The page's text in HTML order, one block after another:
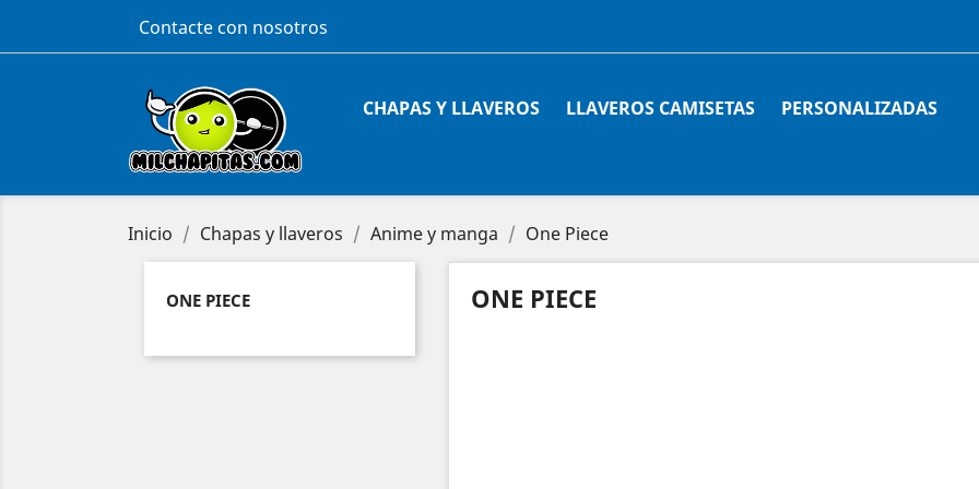
Contacte con nosotros
CHAPAS Y LLAVEROS LLAVEROS CAMISETAS PERSONALIZADAS
Inicio Chapas y llaveros Anime y manga One Piece
ONE PIECE ONE PIECE